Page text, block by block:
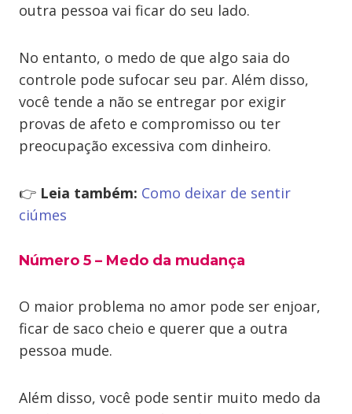
outra pessoa vai ficar do seu lado.
No entanto, o medo de que algo saia do
controle pode sufocar seu par. Além disso,
você tende a não se entregar por exigir
provas de afeto e compromisso ou ter
preocupação excessiva com dinheiro.
👉 Leia também: Como deixar de sentir
ciúmes
Número 5 – Medo da mudança
O maior problema no amor pode ser enjoar,
ficar de saco cheio e querer que a outra
pessoa mude.
Além disso, você pode sentir muito medo da